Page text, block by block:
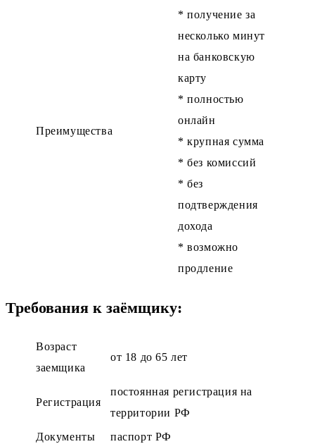
Преимущества
* получение за
несколько минут
на банковскую
карту
* полностью
онлайн
* крупная сумма
* без комиссий
* без
подтверждения
дохода
* возможно
продление
Требования к заёмщику:
Возраст
заемщика
от 18 до 65 лет
Регистрация
постоянная регистрация на
территории РФ
Документы
паспорт РФ